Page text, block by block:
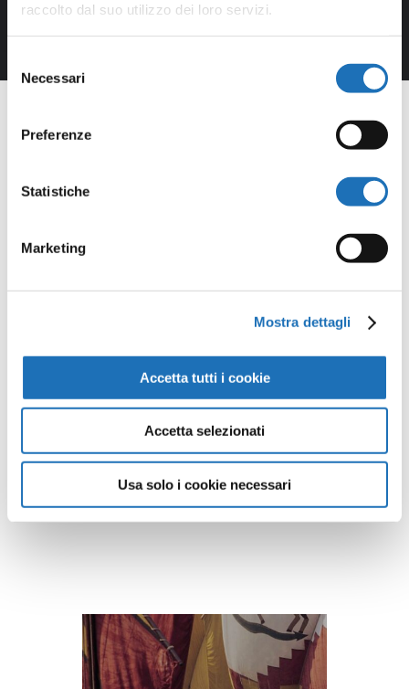
raccolto dal suo utilizzo dei loro servizi.
delNecessari
Preferenze
Statistiche
Marketing
Mostra dettagli
Accetta tutti i cookie
Accetta selezionati
Usa solo i cookie necessari
Opere della
Virtuale
Guarda tutte le opere